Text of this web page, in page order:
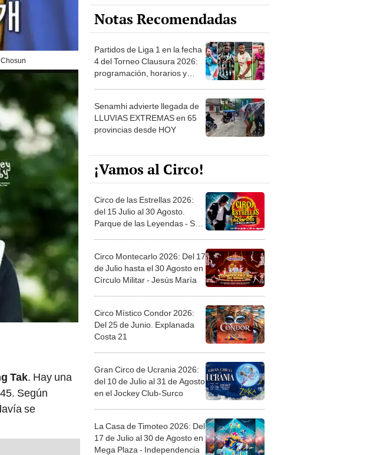
Tak. Hay una
Según
se
Notas Recomendadas
Partidos de Liga 1 en la fecha
4 del Torneo Clausura 2026:
programación, horarios y
Senamhi advierte llegada de
LLUVIAS EXTREMAS en 65
provincias desde HOY
¡Vamos al Circo!
Circo de las Estrellas 2026:
del 15 Julio al 30 Agosto.
Parque de las Leyendas - San
Circo Montecarlo 2026: Del 17
de Julio hasta el 30 Agosto en
Círculo Militar - Jesús María
Circo Místico Condor 2026:
Del 25 de Junio. Explanada
Costa 21
Gran Circo de Ucrania 2026:
del 10 de Julio al 31 de Agosto
en el Jockey Club-Surco
La Casa de Timoteo 2026: Del
17 de Julio al 30 de Agosto en
Mega Plaza - Independencia